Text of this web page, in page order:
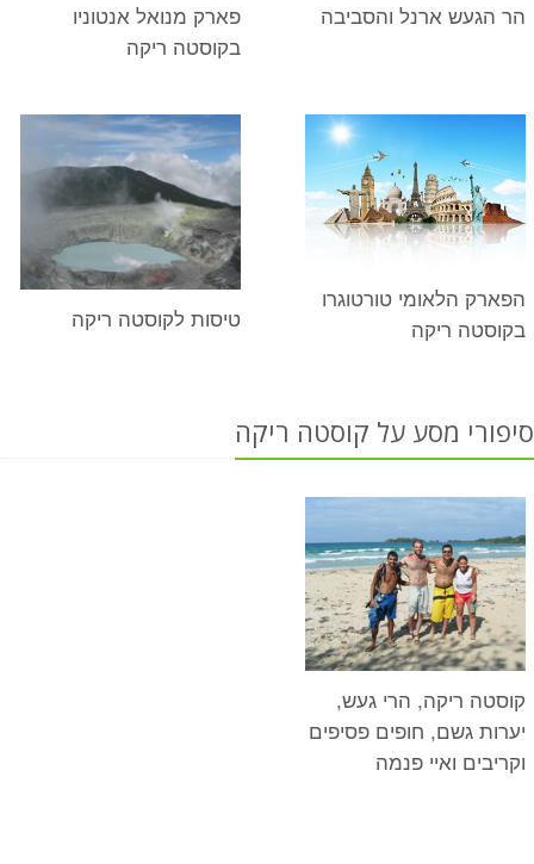
הר הגעש ארנל והסביבה
פארק מנואל אנטוניו
בקוסטה ריקה
הפארק הלאומי טורטוגרו
בקוסטה ריקה
טיסות לקוסטה ריקה
סיפורי מסע על קוסטה ריקה
קוסטה ריקה, הרי געש,
יערות גשם, חופים פסיפים
וקריבים ואיי פנמה